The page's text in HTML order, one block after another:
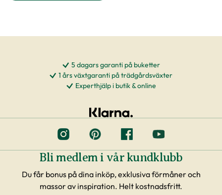
5 dagars garanti på buketter
1 års växtgaranti på trädgårdsväxter
Experthjälp i butik & online
Bli medlem i vår kundklubb
Du får bonus på dina inköp, exklusiva förmåner och
massor av inspiration. Helt kostnadsfritt.